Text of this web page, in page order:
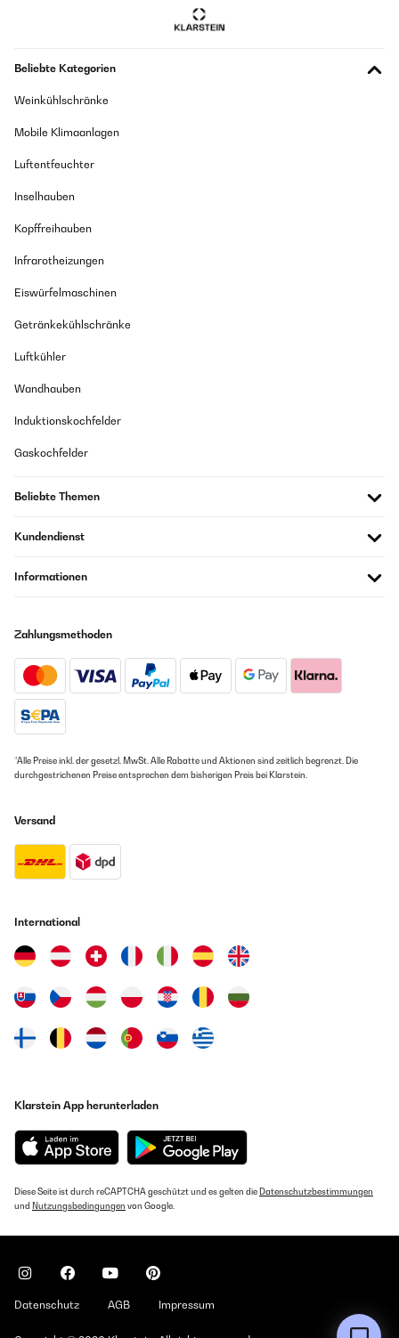
Beliebte Kategorien
Weinkühlschränke
Mobile Klimaanlagen
Luftentfeuchter
Inselhauben
Kopffreihauben
Infrarotheizungen
Eiswürfelmaschinen
Getränkekühlschränke
Luftkühler
Wandhauben
Induktionskochfelder
Gaskochfelder
Beliebte Themen
Kundendienst
Informationen
Zahlungsmethoden
*Alle Preise inkl. der gesetzl. MwSt. Alle Rabatte und Aktionen sind zeitlich begrenzt. Die
durchgestrichenen Preise entsprechen dem bisherigen Preis bei Klarstein.
Versand
International
Klarstein App herunterladen
Diese Seite ist durch reCAPTCHA geschützt und es gelten die Datenschutzbestimmungen
und Nutzungsbedingungen von Google.
Datenschutz AGB Impressum